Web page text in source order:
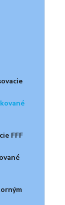
FFF